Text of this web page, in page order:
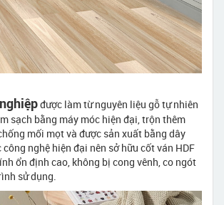
được làm từ nguyên liệu gỗ tự nhiên
sạch bằng máy móc hiện đại, trộn thêm
mối mọt và được sản xuất bằng dây
nghệ hiện đại nên sở hữu cốt ván HDF
ổn định cao, không bị cong vênh, co ngót
sử dụng.